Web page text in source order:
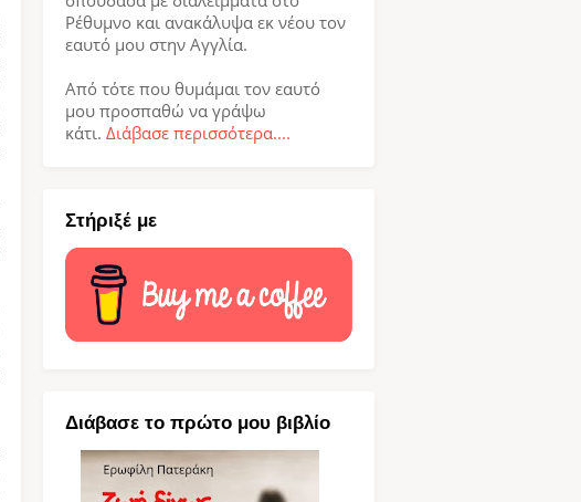
Ρέθυμνο και ανακάλυψα εκ νέου τον
εαυτό μου στην Αγγλία.
Από τότε που θυμάμαι τον εαυτό
μου προσπαθώ να γράψω
κάτι. Διάβασε περισσότερα....
Στήριξέ με
Διάβασε το πρώτο μου βιβλίο